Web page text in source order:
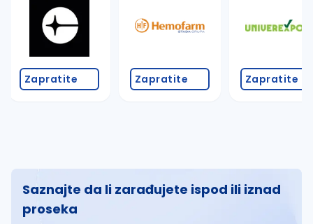
Zapratite Zapratite Zapratite
Saznajte da li zarađujete ispod ili iznad
proseka